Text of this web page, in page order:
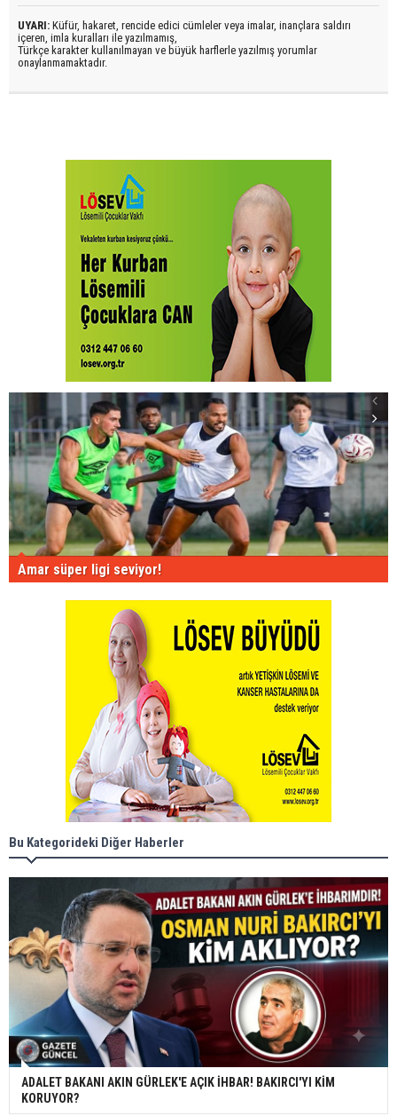
UYARI: Küfür, hakaret, rencide edici cümleler veya imalar, inançlara saldırı
içeren, imla kuralları ile yazılmamış,
Türkçe karakter kullanılmayan ve büyük harflerle yazılmış yorumlar
onaylanmamaktadır.
Amar süper ligi seviyor!
Bu Kategorideki Diğer Haberler
ADALET BAKANI AKIN GÜRLEK'E AÇIK İHBAR! BAKIRCI'YI KİM
KORUYOR?